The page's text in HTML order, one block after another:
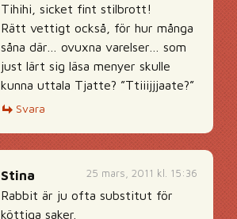
Tihihi, sicket fint stilbrott!
Rätt vettigt också, för hur många
såna där… ovuxna varelser… som
just lärt sig läsa menyer skulle
kunna uttala Tjatte? ”Ttiiijjjaate?”
Svara
25 mars, 2011 kl. 15:36
Stina
Rabbit är ju ofta substitut för
köttiga saker.